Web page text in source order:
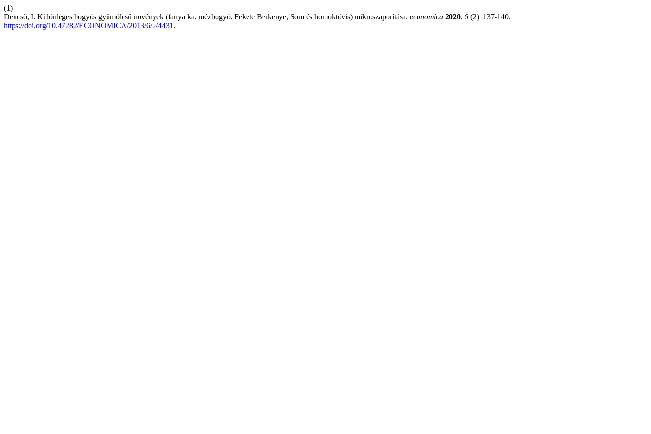
(1)
Dencső, I. Különleges bogyós gyümölcsű növények (fanyarka, mézbogyó, Fekete Berkenye, Som és homoktövis) mikroszaporítása. economica 2020, 6 (2), 137-140.
https://doi.org/10.47282/ECONOMICA/2013/6/2/4431 .